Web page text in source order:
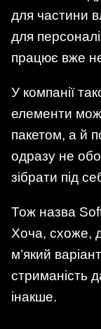
для частини
для
працює вже
У компанії
елементи
пакетом, а й
одразу не
зібрати під
Тож назва
Хоча, схоже,
м’який
стриманість
інакше.